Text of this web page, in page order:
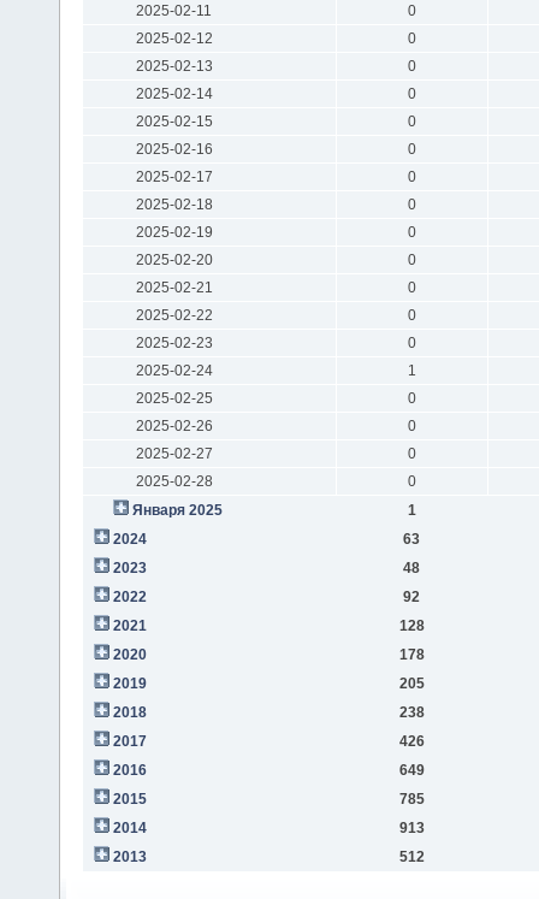
2025-02-11
0
2025-02-12
0
2025-02-13
0
2025-02-14
0
2025-02-15
0
2025-02-16
0
2025-02-17
0
2025-02-18
0
2025-02-19
0
2025-02-20
0
2025-02-21
0
2025-02-22
0
2025-02-23
0
2025-02-24
1
2025-02-25
0
2025-02-26
0
2025-02-27
0
2025-02-28
0
Января 2025
1
2024
63
2023
48
2022
92
2021
128
2020
178
2019
205
2018
238
2017
426
2016
649
2015
785
2014
913
2013
512